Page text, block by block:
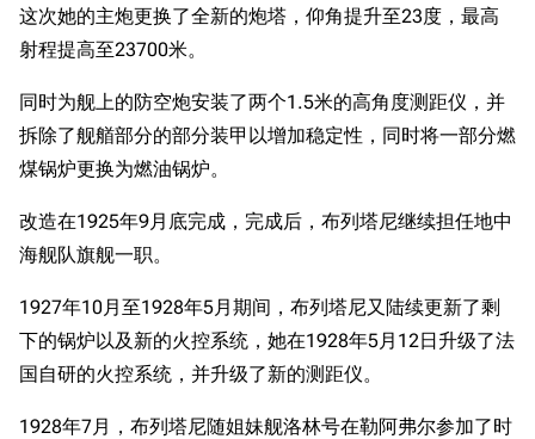
这次她的主炮更换了全新的炮塔，仰角提升至23度，最高
射程提高至23700米。
同时为舰上的防空炮安装了两个1.5米的高角度测距仪，并
拆除了舰艏部分的部分装甲以增加稳定性，同时将一部分燃
煤锅炉更换为燃油锅炉。
改造在1925年9月底完成，完成后，布列塔尼继续担任地中
海舰队旗舰一职。
1927年10月至1928年5月期间，布列塔尼又陆续更新了剩
下的锅炉以及新的火控系统，她在1928年5月12日升级了法
国自研的火控系统，并升级了新的测距仪。
1928年7月，布列塔尼随姐妹舰洛林号在勒阿弗尔参加了时